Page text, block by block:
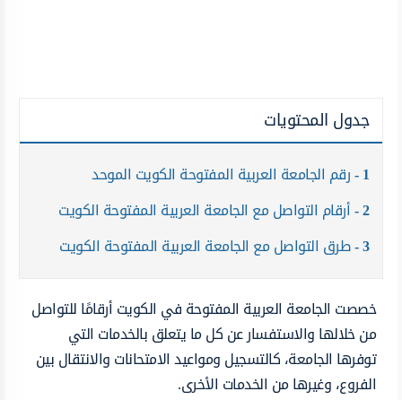
جدول المحتويات
1 رقم الجامعة العربية المفتوحة الكويت الموحد
2 أرقام التواصل مع الجامعة العربية المفتوحة الكويت
3 طرق التواصل مع الجامعة العربية المفتوحة الكويت
خصصت الجامعة العربية المفتوحة في الكويت أرقامًا للتواصل
من خلالها والاستفسار عن كل ما يتعلق بالخدمات التي
توفرها الجامعة، كالتسجيل ومواعيد الامتحانات والانتقال بين
الفروع، وغيرها من الخدمات الأخرى.